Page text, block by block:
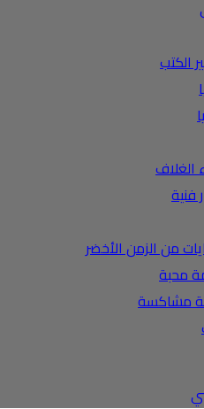
الكتب
الغلاف
فنية
من الزمن الأخضر
محبة
مشاكسة